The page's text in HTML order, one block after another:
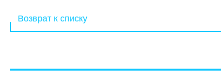
Возврат к списку